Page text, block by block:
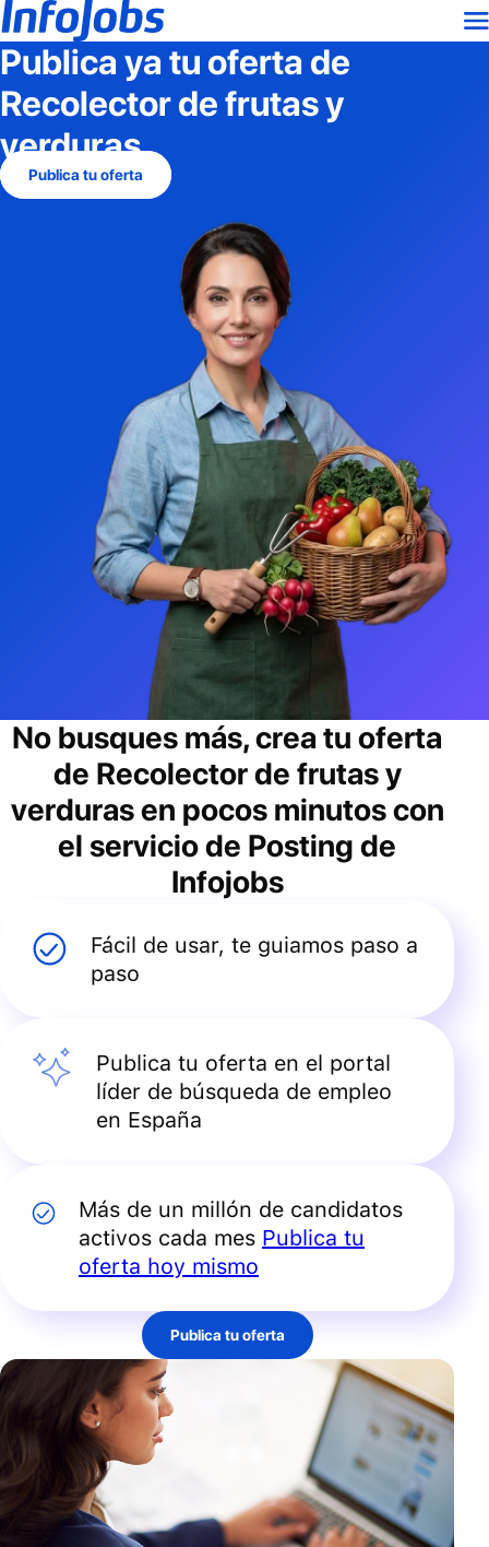
Publica ya tu oferta de
Recolector de frutas y
verduras
Publica tu oferta
No busques más, crea tu oferta
de Recolector de frutas y
verdurasen pocos minutos con
el servicio de Posting de
Infojobs
Fácil de usar, te guiamos paso a
paso
Publica tu oferta en el portal
líder de búsqueda de empleo
en España
Más de un millón de candidatos
activos cada mes Publica tu
oferta hoy mismo
Publica tu oferta